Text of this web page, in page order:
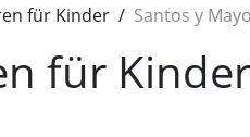
für Kinder Santos y
für